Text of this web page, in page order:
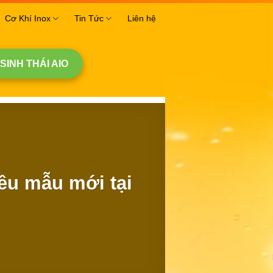
Cơ Khí Inox Tin Tức Liên hệ
THÁI AIO
mẫu mới tại